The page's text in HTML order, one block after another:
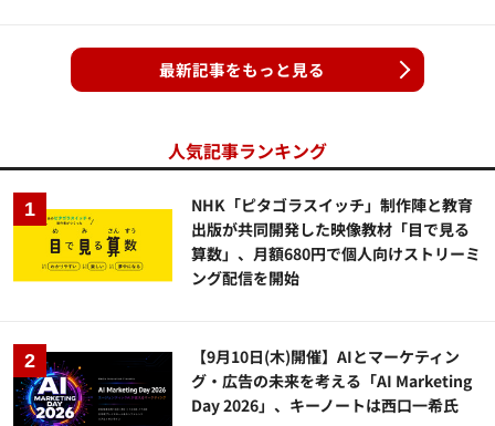
最新記事をもっと見る
人気記事ランキング
NHK「ピタゴラスイッチ」制作陣と教育
出版が共同開発した映像教材「目で見る
算数」、月額680円で個人向けストリーミ
ング配信を開始
【9月10日(木)開催】AIとマーケティン
グ・広告の未来を考える「AI Marketing
Day 2026」、キーノートは西口一希氏